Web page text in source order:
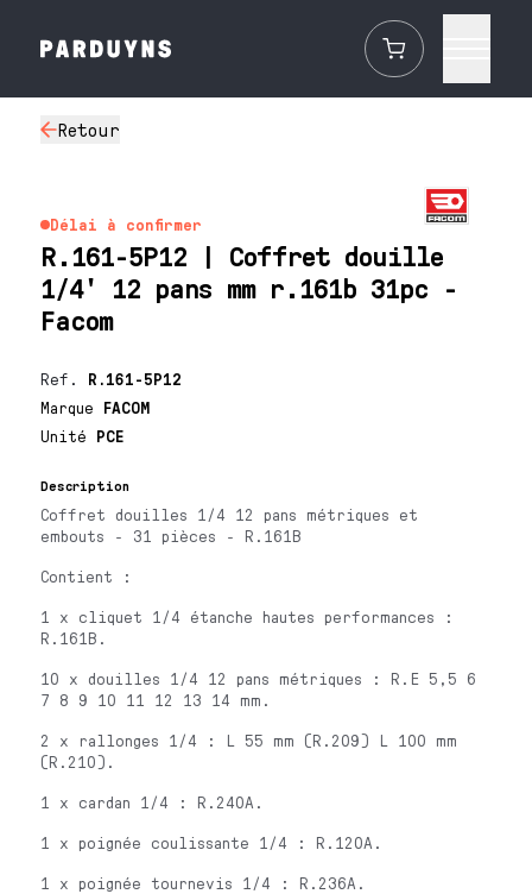
Retour
Délai à confirmer
R.161-5P12 | Coffret douille
1/4' 12 pans mm r.161b 31pc -
Facom
Ref. R.161-5P12
Marque FACOM
Unité PCE
Description
Coffret douilles 1/4 12 pans métriques et
embouts - 31 pièces - R.161B
Contient :
1 x cliquet 1/4 étanche hautes performances :
R.161B.
10 x douilles 1/4 12 pans métriques : R.E 5,5 6
7 8 9 10 11 12 13 14 mm.
2 x rallonges 1/4 : L 55 mm (R.209) L 100 mm
(R.210).
1 x cardan 1/4 : R.240A.
1 x poignée coulissante 1/4 : R.120A.
1 x poignée tournevis 1/4 : R.236A.